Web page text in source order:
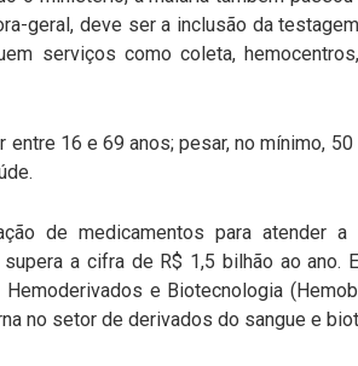
geral, deve ser a inclusão da
serviços como coleta,
entre 16 e 69 anos; pesar, no mínimo,
de medicamentos para atender
supera a cifra de R$ 1,5 bilhão ao
e Biotecnologia
no setor de derivados do sangue e